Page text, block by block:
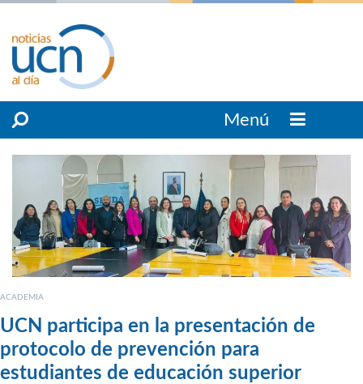
Menú
ACADEMIA
UCN participa en la presentación de
protocolo de prevención para
estudiantes de educación superior